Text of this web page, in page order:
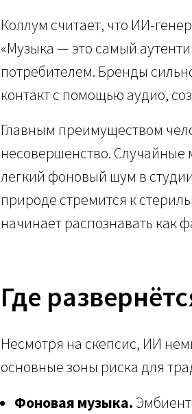
Коллум считает, что ИИ-
«Музыка — это самый
потребителем. Бренды
контакт с помощью аудио,
Главным преимуществом
несовершенство.
легкий фоновый шум в
природе стремится к
начинает распознавать как
Где
Несмотря на скепсис, ИИ
основные зоны риска для
Фоновая музыка.